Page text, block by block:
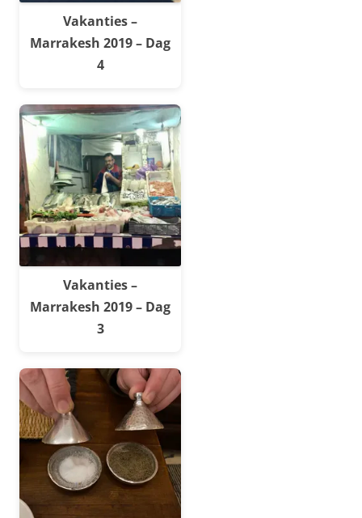
Vakanties –
Marrakesh 2019 – Dag
4
Vakanties –
Marrakesh 2019 – Dag
3